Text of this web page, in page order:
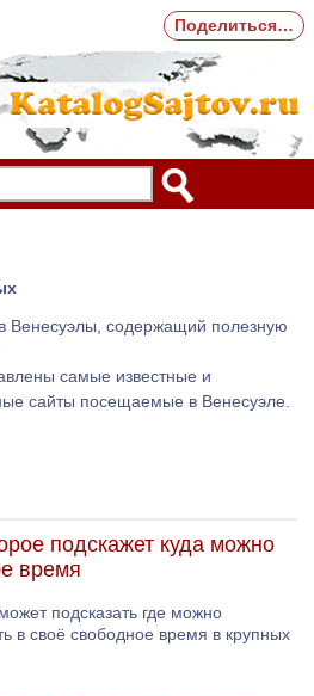
Венесуэлы, содержащий полезную
самые известные и
сайты посещаемые в Венесуэле.
подскажет куда можно
время
подсказать где можно
в своё свободное время в крупных
Поделиться…